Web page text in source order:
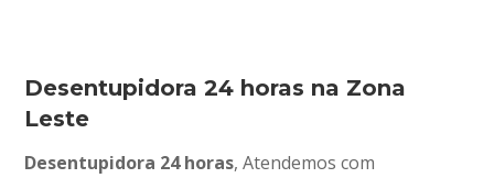
Desentupidora 24 horas na Zona
Leste
Desentupidora 24 horas, Atendemos com